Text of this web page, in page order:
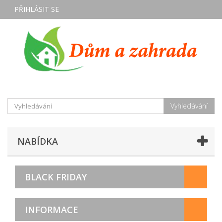
PŘIHLÁSIT SE
Vyhledávání
NABÍDKA
BLACK FRIDAY
INFORMACE